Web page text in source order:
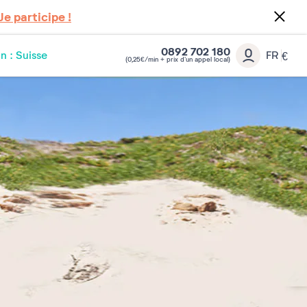
participe !
: Suisse 0892 702 180
(0,25€/min + prix d’un appel local) FR €